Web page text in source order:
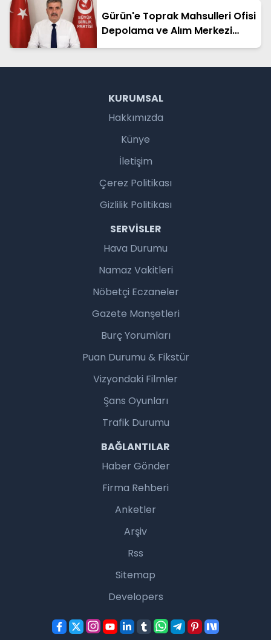
Gürün'e Toprak Mahsulleri Ofisi
Depolama ve Alım Merkezi
Kurulmalıdır
KURUMSAL
Hakkımızda
Künye
İletişim
Çerez Politikası
Gizlilik Politikası
SERVISLER
Hava Durumu
Namaz Vakitleri
Nöbetçi Eczaneler
Gazete Manşetleri
Burç Yorumları
Puan Durumu & Fikstür
Vizyondaki Filmler
Şans Oyunları
Trafik Durumu
BAĞLANTILAR
Haber Gönder
Firma Rehberi
Anketler
Arşiv
Rss
Sitemap
Developers